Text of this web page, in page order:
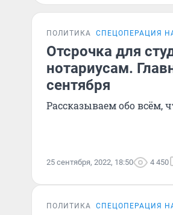
ПОЛИТИКА СПЕЦОПЕРАЦИЯ
Отсрочка для
нотариусам.
сентября
Рассказываем обо всём,
25 сентября, 2022, 18:50 4 450
ПОЛИТИКА СПЕЦОПЕРАЦИЯ